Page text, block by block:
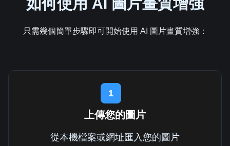
只需幾個簡單步驟即可開始使用 AI 圖片畫質增強：
1
上傳您的圖片
從本機檔案或網址匯入您的圖片